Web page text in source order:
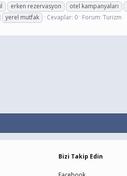
erken rezervasyon otel kampanyaları
yerel mutfak Cevaplar: 0 Forum: Turizm
Bizi Takip Edin